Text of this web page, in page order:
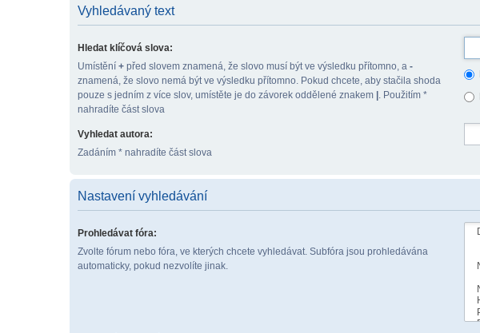
Vyhledávaný text
Hledat klíčová slova:
Umístění + před slovem znamená, že slovo musí být ve výsledku přítomno, a -
znamená, že slovo nemá být ve výsledku přítomno. Pokud chcete, aby stačila shoda
pouze s jedním z více slov, umístěte je do závorek oddělené znakem . Použitím *
nahradíte část slova
Vyhledat autora:
Zadáním * nahradíte část slova
Nastavení vyhledávání
Prohledávat fóra:
Zvolte fórum nebo fóra, ve kterých chcete vyhledávat. Subfóra jsou prohledávána
automaticky, pokud nezvolíte jinak.